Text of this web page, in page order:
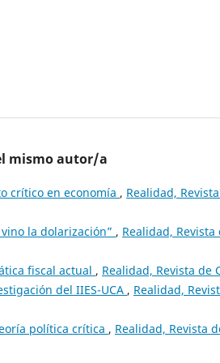
mismo autor/a
crítico en economía , Realidad,
la dolarización” , Realidad,
fiscal actual , Realidad, Revista de
del IIES-UCA , Realidad,
política crítica , Realidad, Revista